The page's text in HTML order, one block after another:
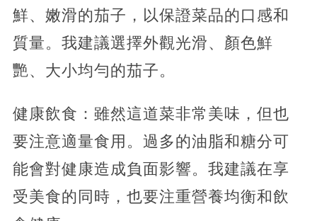
鮮、嫩滑的茄子，以保證菜品的口感和
質量。我建議選擇外觀光滑、顏色鮮
艷、大小均勻的茄子。
健康飲食：雖然這道菜非常美味，但也
要注意適量食用。過多的油脂和糖分可
能會對健康造成負面影響。我建議在享
受美食的同時，也要注重營養均衡和飲